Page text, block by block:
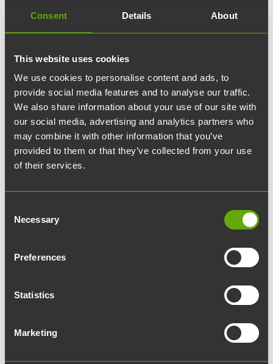
Consent Details About
This website uses cookies
We use cookies to personalise content and ads, to
provide social media features and to analyse our traffic.
We also share information about your use of our site with
our social media, advertising and analytics partners who
may combine it with other information that you’ve
provided to them or that they’ve collected from your use
of their services.
Selection
Necessary
Preferences
Statistics
Marketing
18.04.2024
Skulle du pendla till jobbet
genom samåkning?
Den egna bilen, förkroppsligandet av
riskhanterings- och hållbarhetschef på Turun
trafikknutpunkt dit tusentals människor anländer
dagligen för att arbeta och besöka. Själv har jag
pendlat från Masku till Åbo i över två decennier,
och nästan uteslutande suttit ensam i min bil –
precis som jag har observerat att nästan alla